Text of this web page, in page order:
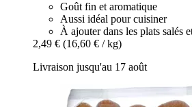
Goût fin et aromatique
Aussi idéal pour cuisiner
À ajouter dans les plats salés
2,49 € (16,60 € / kg)
Livraison jusqu'au 17 août